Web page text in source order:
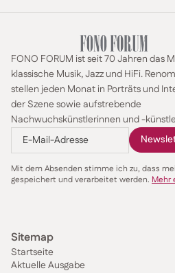
FONO FORUM ist seit 70 Jahren das
klassische Musik, Jazz und HiFi.
stellen jeden Monat in Porträts und
der Szene sowie aufstrebende
Nachwuchskünstlerinnen und -
Mit dem Absenden stimme ich zu, dass
gespeichert und verarbeitet werden. Mehr
Sitemap
Startseite
Aktuelle Ausgabe